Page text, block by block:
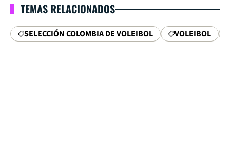
TEMAS RELACIONADOS
SELECCIÓN COLOMBIA DE VOLEIBOL VOLEIBOL